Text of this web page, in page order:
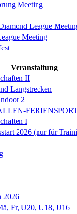
Meeting
League
Meeting
Veranstaltung
II
Langstrecken
2
I
2026 (nur für
2026
Fr, U20, U18, U16